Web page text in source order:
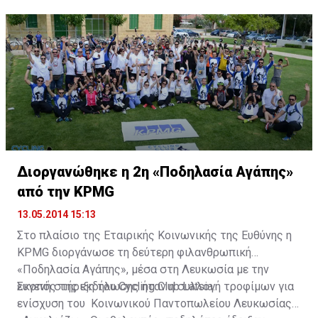
γραφεία της διαχειρίστριας της Λαϊκής παρέλασαν το
τελευταίο διάστημα σειρά από εξειδικευμένους οίκους
για τη συγκεκριμένη ανάληψη, ωστόσο, η κυβέρνηση
προσανατολίζεται να αναθέσει το 18% στην
Ευρωπαϊκή Τράπεζα Ανασυγκρότησης και Ανάπτυξης
(EBRD).
την Τετάρτη στη Βαρσοβία όπου θα διεξαχθεί η Ετήσια
Γενική Συνέλευση της EBRD.
Διοργανώθηκε η 2η «Ποδηλασία Αγάπης»
από την KPMG
13.05.2014 15:13
Στο πλαίσιο της Εταιρικής Κοινωνικής της Ευθύνης η
KPMG διοργάνωσε τη δεύτερη φιλανθρωπική
«Ποδηλασία Αγάπης», μέσα στη Λευκωσία με την
ευγενή στήριξη του Cycling Club Latsia.
Σκοπός της εκδήλωσης ήταν η συλλογή τροφίμων για
ενίσχυση του Κοινωνικού Παντοπωλείου Λευκωσίας